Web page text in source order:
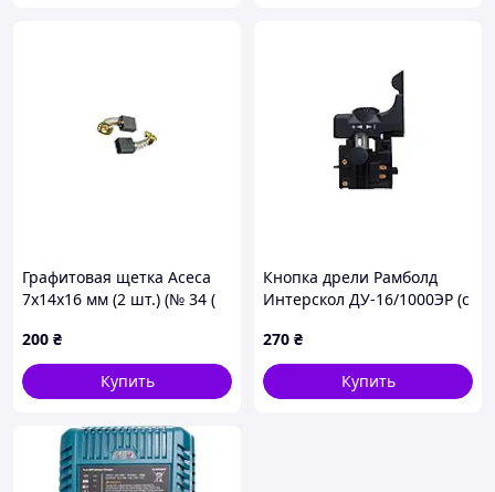
Графитовая щетка Асеса
7x14x16 мм (2 шт.) (№ 34 (
200 ₴
Купить
Кнопка дрели Рамболд
Интерскол ДУ-16/1000ЭР (с
270 ₴
Купить